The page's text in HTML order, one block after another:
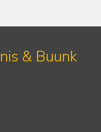
& Buunk